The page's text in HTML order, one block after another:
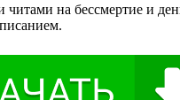
на бессмертие и